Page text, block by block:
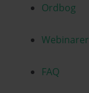
Ordbog
Webinarer
FAQ